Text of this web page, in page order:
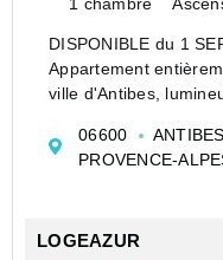
1 chambre
DISPONIBLE du 1
Appartement
ville d'Antibes,
repas, une cuisine
06600 ANTIBES
PROVENCE-
LOGEAZUR